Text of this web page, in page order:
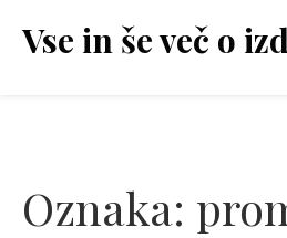
Vse in še več o
Oznaka: